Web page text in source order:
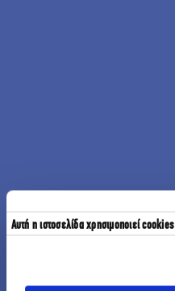
Αυτή η ιστοσελίδα χρησιμοποιεί cookies